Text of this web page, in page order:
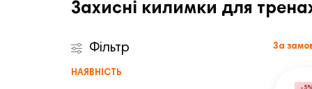
Захисні килимки для
Фільтр
НАЯВНІСТЬ
За